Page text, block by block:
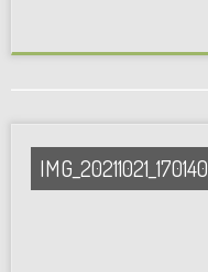
IMG_20211021_170140